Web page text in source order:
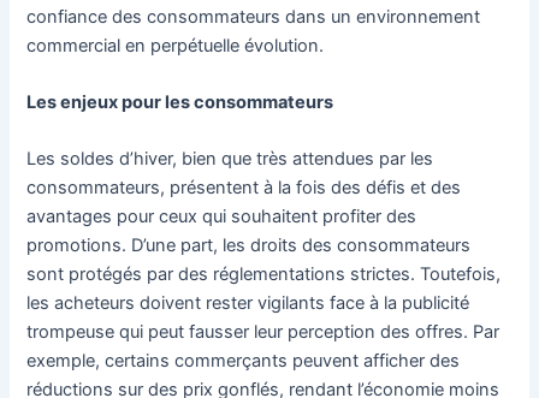
confiance des consommateurs dans un environnement
commercial en perpétuelle évolution.
Les enjeux pour les consommateurs
Les soldes d’hiver, bien que très attendues par les
consommateurs, présentent à la fois des défis et des
avantages pour ceux qui souhaitent profiter des
promotions. D’une part, les droits des consommateurs
sont protégés par des réglementations strictes. Toutefois,
les acheteurs doivent rester vigilants face à la publicité
trompeuse qui peut fausser leur perception des offres. Par
exemple, certains commerçants peuvent afficher des
réductions sur des prix gonflés, rendant l’économie moins